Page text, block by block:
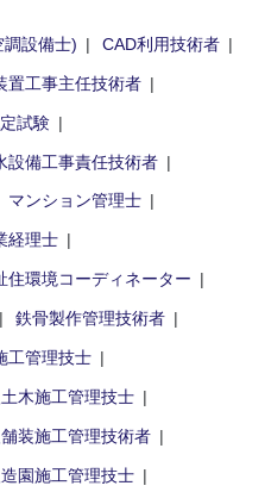
設備士)
CAD利用技術者
置工事主任技術者
試験
設備工事責任技術者
マンション管理士
経理士
住環境コーディネーター
鉄骨製作管理技術者
工管理技士
木施工管理技士
装施工管理技術者
園施工管理技士